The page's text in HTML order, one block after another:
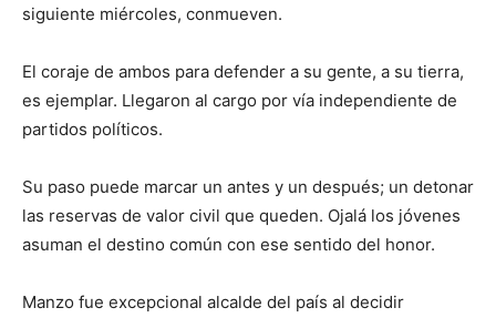
siguiente miércoles, conmueven.
El coraje de ambos para defender a su gente, a su tierra,
es ejemplar. Llegaron al cargo por vía independiente de
partidos políticos.
Su paso puede marcar un antes y un después; un detonar
las reservas de valor civil que queden. Ojalá los jóvenes
asuman el destino común con ese sentido del honor.
Manzo fue excepcional alcalde del país al decidir